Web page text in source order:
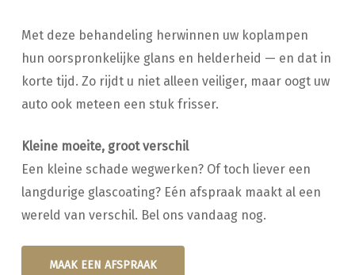
Met deze behandeling herwinnen uw koplampen
hun oorspronkelijke glans en helderheid — en dat in
korte tijd. Zo rijdt u niet alleen veiliger, maar oogt uw
auto ook meteen een stuk frisser.
Kleine moeite, groot verschil
Een kleine schade wegwerken? Of toch liever een
langdurige glascoating? Eén afspraak maakt al een
wereld van verschil. Bel ons vandaag nog.
MAAK EEN AFSPRAAK